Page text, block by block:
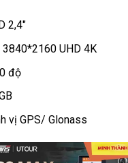
2,4″
UHD 4K
độ
vị GPS/ Glonass